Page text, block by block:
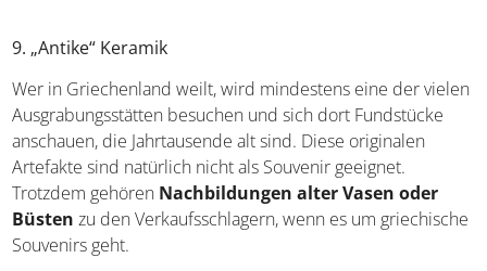
9. „Antike“ Keramik
Wer in Griechenland weilt, wird mindestens eine der
vielen Ausgrabungsstätten besuchen und sich dort
Fundstücke anschauen, die Jahrtausende alt sind. Diese
originalen Artefakte sind natürlich nicht als Souvenir
geeignet. Trotzdem gehörenNachbildungen alter
Vasen oder Büsten